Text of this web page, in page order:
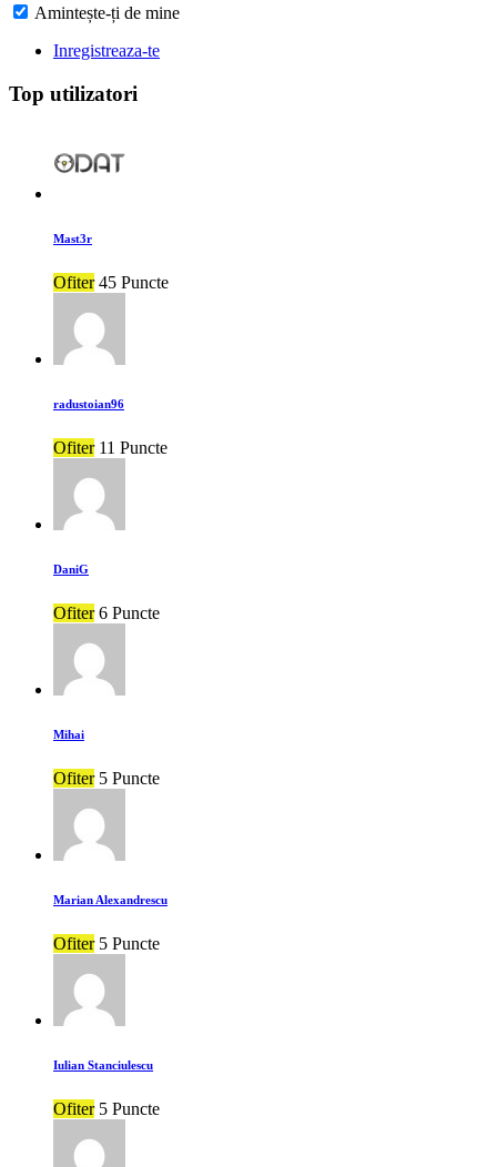
Amintește-ți de mine
Inregistreaza-te
Top utilizatori
Mast3r
Ofiter 45 Puncte
radustoian96
Ofiter 11 Puncte
DaniG
Ofiter 6 Puncte
Mihai
Ofiter 5 Puncte
Marian Alexandrescu
Ofiter 5 Puncte
Iulian Stanciulescu
Ofiter 5 Puncte